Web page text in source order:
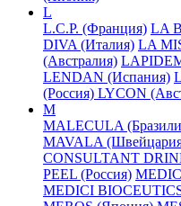
L
L.C.P. (Франция) LA
DIVA (Италия) LA
(Австралия)
LENDAN (Испания)
(Россия) LYCON
M
MALECULA
MAVALA
CONSULTANT
PEEL (Россия)
MEDICI